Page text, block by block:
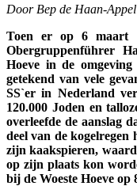
Door Bep de Haan-Appel
Toen er op 6 maart
Obergruppenführer
Hoeve in de
getekend van vele
SS`er in Nederland
120.000 Joden en
overleefde de aanslag
deel van de kogelregen
zijn kaakspieren,
op zijn plaats kon
bij de Woeste Hoeve op